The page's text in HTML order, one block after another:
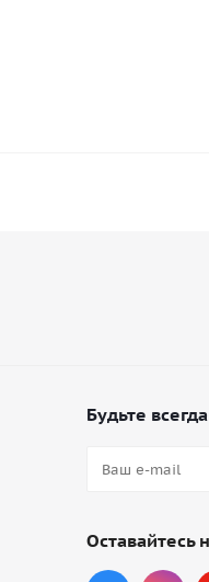
Будьте
Оставайтесь